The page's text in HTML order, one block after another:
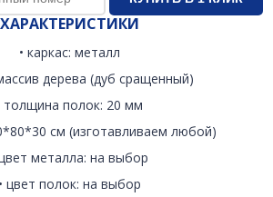
ХАРАКТЕРИСТИКИ
• каркас: металл
дерева (дуб сращенный)
толщина полок: 20 мм
см (изготавливаем любой)
металла: на выбор
• цвет полок: на выбор